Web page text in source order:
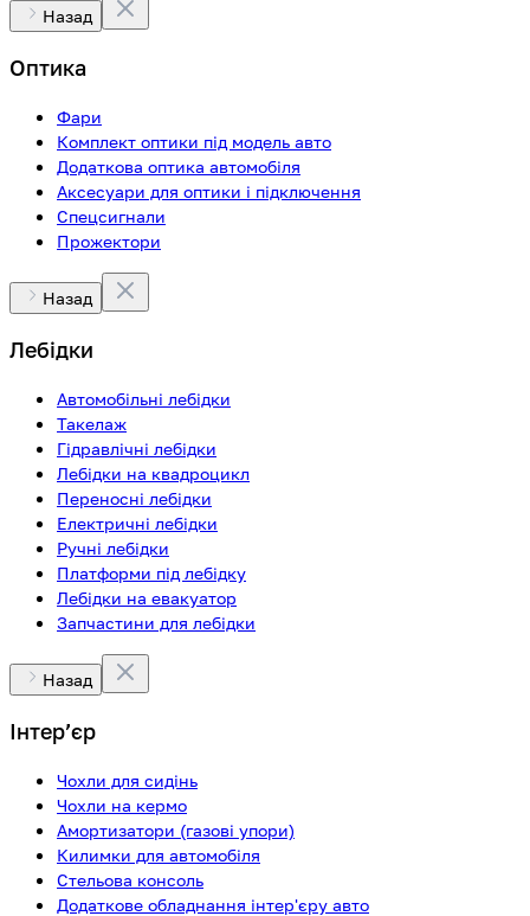
Назад
Оптика
Фари
Комплект оптики під модель авто
Додаткова оптика автомобіля
Аксесуари для оптики і підключення
Спецсигнали
Прожектори
Назад
Лебідки
Автомобільні лебідки
Такелаж
Гідравлічні лебідки
Лебідки на квадроцикл
Переносні лебідки
Електричні лебідки
Ручні лебідки
Платформи під лебідку
Лебідки на евакуатор
Запчастини для лебідки
Назад
Інтерʼєр
Чохли для сидінь
Чохли на кермо
Амортизатори (газові упори)
Килимки для автомобіля
Стельова консоль
Додаткове обладнання інтер'єру авто